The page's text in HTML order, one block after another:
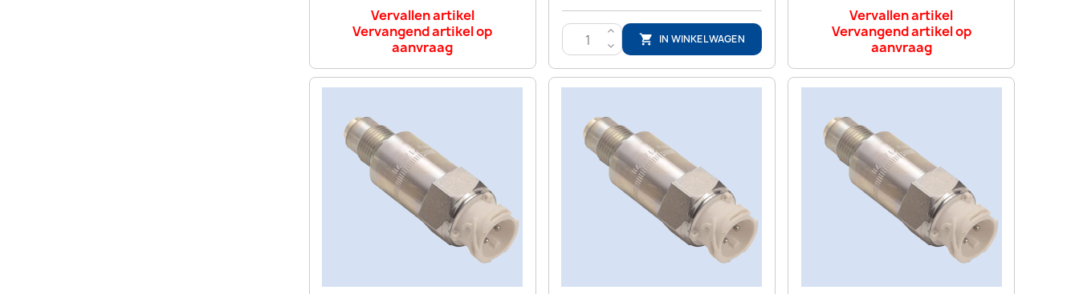
Vervallen artikel
Vervangend artikel op
aanvraag
>
<
 IN WINKELWAGEN
Vervallen artikel
Vervangend artikel op
aanvraag